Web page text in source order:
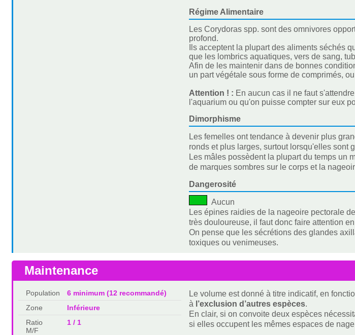
Régime Alimentaire
Les Corydoras spp. sont des omnivores
profond.
Ils acceptent la plupart des aliments séchés
que les lombrics aquatiques, vers de sang,
Afin de les maintenir dans de bonnes
un part végétale sous forme de comprimés,
Attention ! : En aucun cas il ne faut
l'aquarium ou qu'on puisse compter sur eux
Dimorphisme
Les femelles ont tendance à devenir plus
ronds et plus larges, surtout lorsqu'elles sont
Les mâles possèdent la plupart du temps un
de marques sombres sur le corps et la
Dangerosité
Aucun
Les épines raidies de la nageoire pectorale
très douloureuse, il faut donc faire attention
On pense que les sécrétions des glandes
toxiques ou venimeuses.
Maintenance
Population
6 minimum (12 recommandé)
Zone
Inférieure
Ratio
M/F
1 / 1
Le volume est donné à titre indicatif, en
à l’exclusion d’autres espèces.
En clair, si on convoite deux espèces
si elles occupent les mêmes espaces de nage